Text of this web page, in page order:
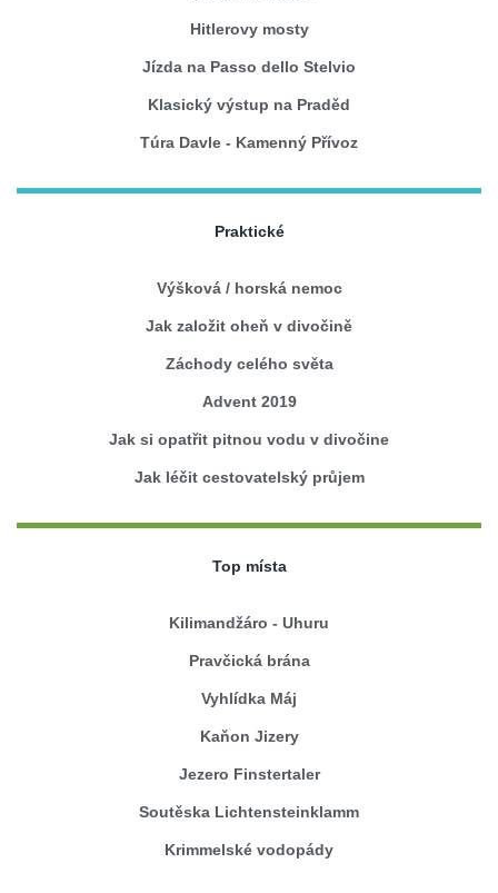
Hitlerovy mosty
Jízda na Passo dello Stelvio
Klasický výstup na Praděd
Túra Davle - Kamenný Přívoz
Praktické
Výšková / horská nemoc
Jak založit oheň v divočině
Záchody celého světa
Advent 2019
Jak si opatřit pitnou vodu v divočine
Jak léčit cestovatelský průjem
Top místa
Kilimandžáro - Uhuru
Pravčická brána
Vyhlídka Máj
Kaňon Jizery
Jezero Finstertaler
Soutěska Lichtensteinklamm
Krimmelské vodopády